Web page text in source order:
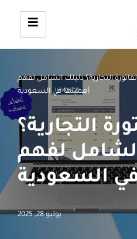
التجارية؟ دليلك الشامل لفهم
أهميتها في السعودية
التجارية؟
لفهم
السعودية
يوليو 28, 2025